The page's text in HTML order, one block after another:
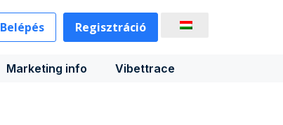
Belépés Regisztráció
Marketing info Vibettrace